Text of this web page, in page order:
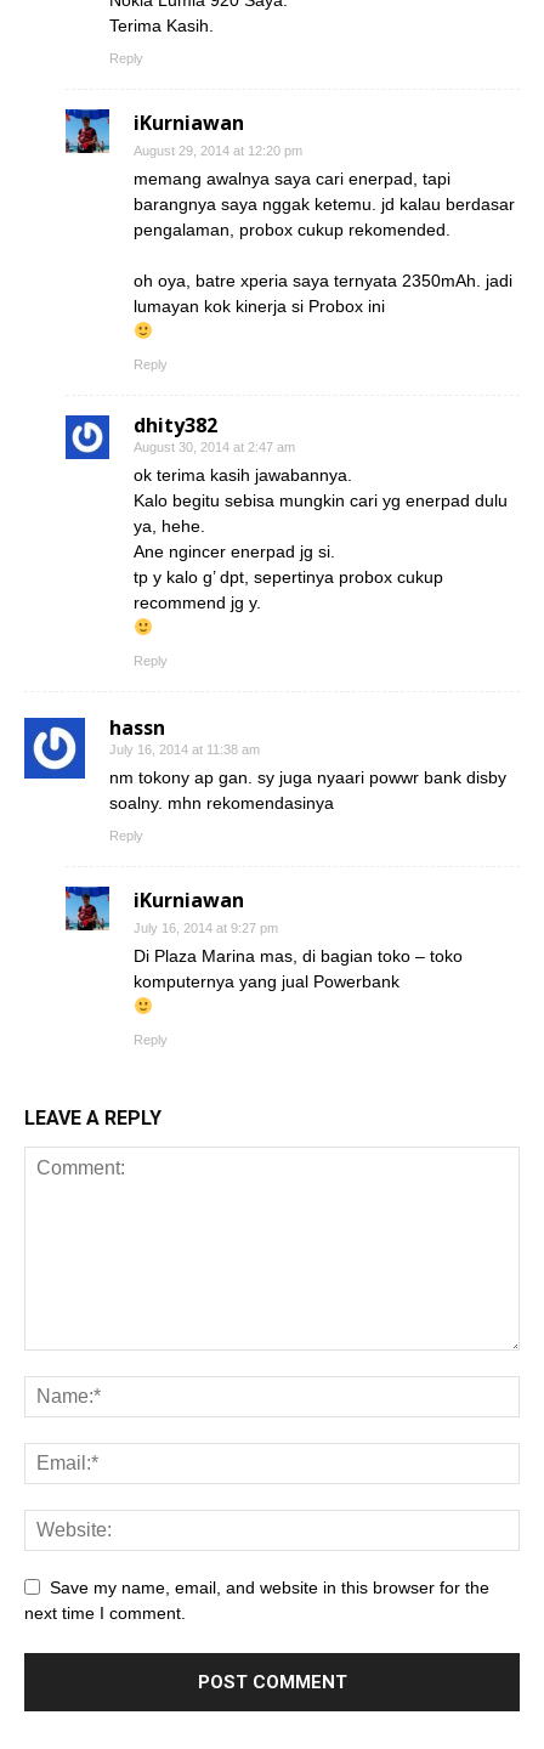
Terima Kasih.
Reply
iKurniawan
August 29, 2014 at 12:20 pm
memang awalnya saya cari enerpad, tapi
barangnya saya nggak ketemu. jd kalau berdasar
pengalaman, probox cukup rekomended.
oh oya, batre xperia saya ternyata 2350mAh. jadi
lumayan kok kinerja si Probox ini
Reply
dhity382
August 30, 2014 at 2:47 am
ok terima kasih jawabannya.
Kalo begitu sebisa mungkin cari yg enerpad dulu
ya, hehe.
Ane ngincer enerpad jg si.
tp y kalo g’ dpt, sepertinya probox cukup
recommend jg y.
Reply
hassn
July 16, 2014 at 11:38 am
nm tokony ap gan. sy juga nyaari powwr bank disby
soalny. mhn rekomendasinya
Reply
iKurniawan
July 16, 2014 at 9:27 pm
Di Plaza Marina mas, di bagian toko – toko
komputernya yang jual Powerbank
Reply
LEAVE A REPLY
Save my name, email, and website in this browser for the
next time I comment.